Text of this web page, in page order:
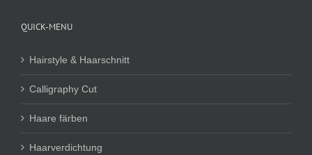
QUICK-MENU
Hairstyle & Haarschnitt
Calligraphy Cut
Haare färben
Haarverdichtung